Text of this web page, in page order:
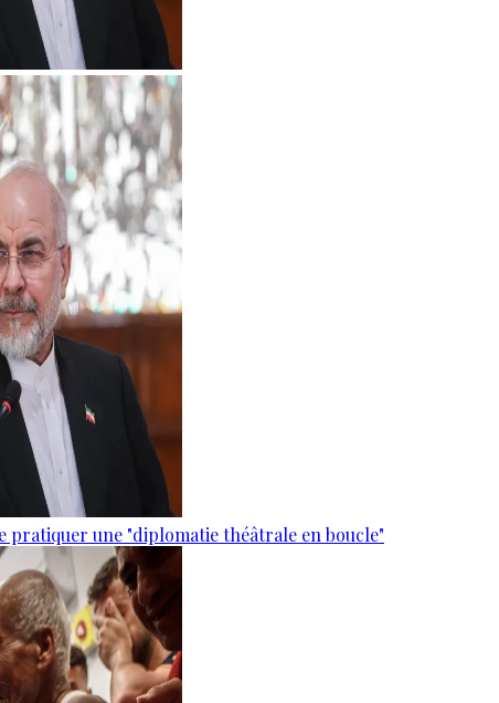
pratiquer une "diplomatie théâtrale en boucle"